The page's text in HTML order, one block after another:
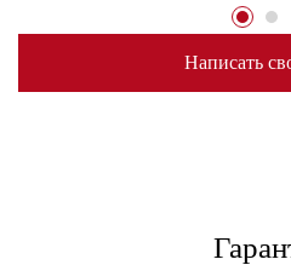
Написать